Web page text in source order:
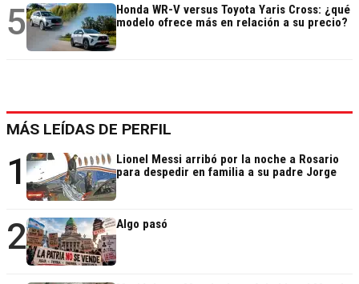
5
Honda WR-V versus Toyota Yaris Cross: ¿qué
modelo ofrece más en relación a su precio?
MÁS LEÍDAS DE PERFIL
1
Lionel Messi arribó por la noche a Rosario
para despedir en familia a su padre Jorge
2 Algo pasó